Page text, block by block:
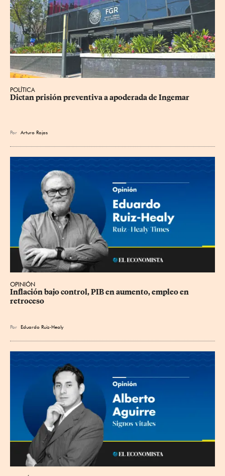
POLÍTICA
Dictan prisión preventiva a apoderada de Ingemar
Por Arturo Rojas
OPINIÓN
Inflación bajo control, PIB en aumento, empleo en
retroceso
Por Eduardo Ruiz-Healy